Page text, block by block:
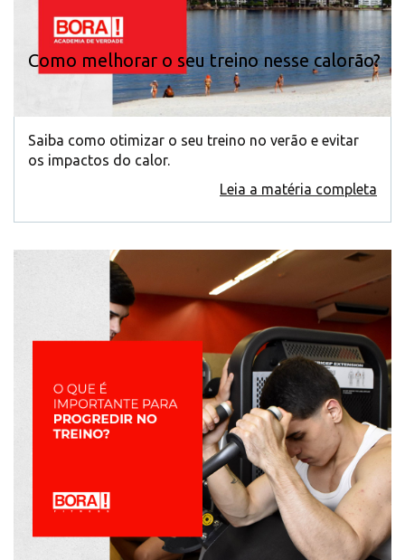
Como melhorar o seu treino nesse calorão?
Saiba como otimizar o seu treino no verão e evitar
os impactos do calor.
Leia a matéria completa